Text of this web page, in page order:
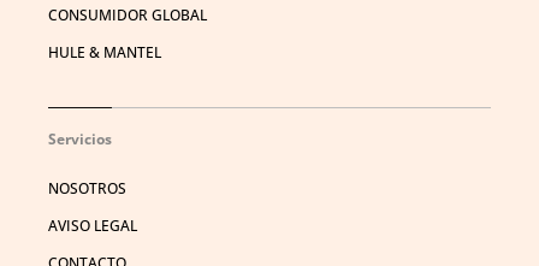
CONSUMIDOR GLOBAL
HULE & MANTEL
Servicios
NOSOTROS
AVISO LEGAL